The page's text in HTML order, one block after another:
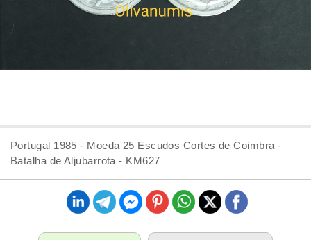
Portugal 1985 - Moeda 25 Escudos Cortes de Coimbra -
Batalha de Aljubarrota - KM627